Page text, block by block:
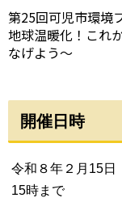
第25回可児市環
地球温暖化！これ
なげよう～
開催日時
令和８年２月15
15時まで